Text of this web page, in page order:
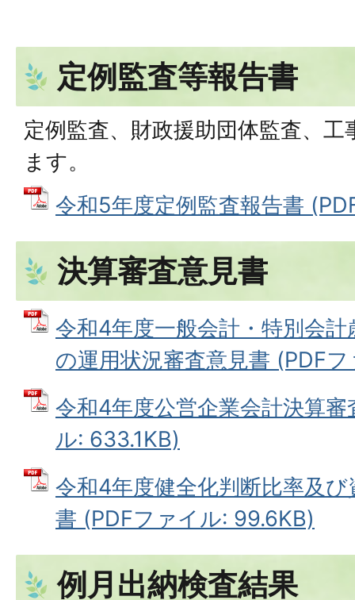
定例監査等報告書
定例監査、財政援助団体監査、
ます。
令和5年度定例監査報告書
決算審査意見書
令和4年度一般会計・特別会
の運用状況審査意見書 (PDF
令和4年度公営企業会計決算
ル: 633.1KB)
令和4年度健全化判断比率及
書 (PDFファイル: 99.6KB)
例月出納検査結果